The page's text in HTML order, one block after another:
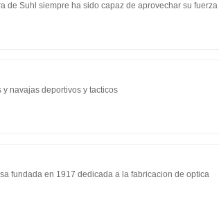
de Suhl siempre ha sido capaz de aprovechar su
navajas deportivos y tacticos
fundada en 1917 dedicada a la fabricacion de optica